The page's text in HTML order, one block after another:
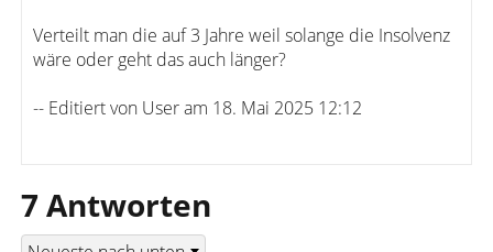
Verteilt man die auf 3 Jahre weil solange die Insolvenz
wäre oder geht das auch länger?
-- Editiert von User am 18. Mai 2025 12:12
7 Antworten